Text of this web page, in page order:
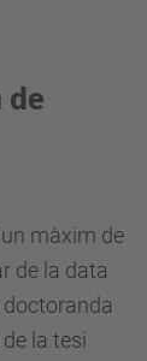
de
màxim de
de la data
la tesi